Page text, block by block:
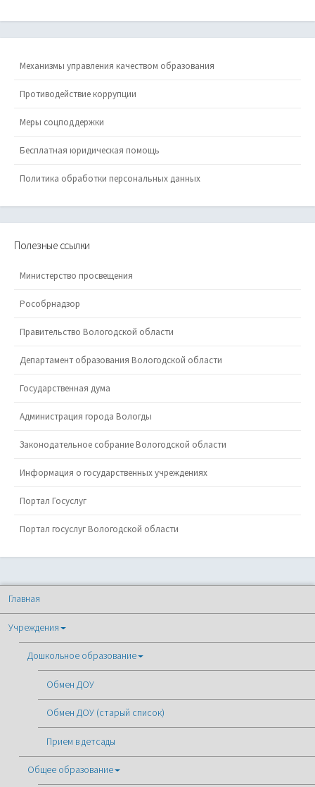
Механизмы управления качеством образования
Противодействие коррупции
Меры соцподдержки
Бесплатная юридическая помощь
Политика обработки персональных данных
Полезные ссылки
Министерство просвещения
Рособрнадзор
Правительство Вологодской области
Департамент образования Вологодской области
Государственная дума
Администрация города Вологды
Законодательное собрание Вологодской области
Информация о государственных учреждениях
Портал Госуслуг
Портал госуслуг Вологодской области
Главная
Учреждения
Дошкольное образование
Обмен ДОУ
Обмен ДОУ (старый список)
Прием в детсады
Общее образование